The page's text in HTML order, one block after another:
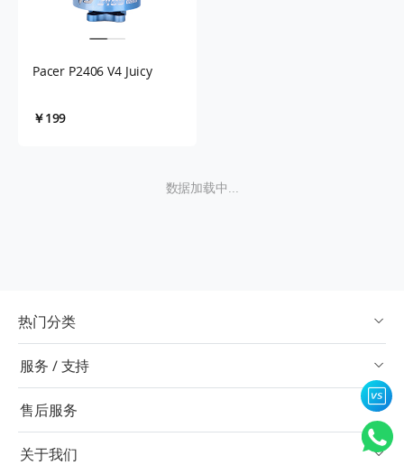
Pacer P2406 V4 Juicy
￥199
数据加载中...
热门分类
服务 / 支持
售后服务
关于我们